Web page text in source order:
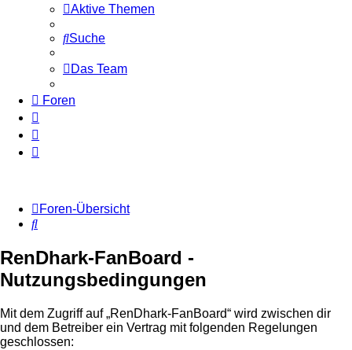
Aktive Themen
Suche
Das Team
Foren
Foren-Übersicht
Suche
RenDhark-FanBoard -
Nutzungsbedingungen
Mit dem Zugriff auf „RenDhark-FanBoard“ wird zwischen dir
und dem Betreiber ein Vertrag mit folgenden Regelungen
geschlossen: